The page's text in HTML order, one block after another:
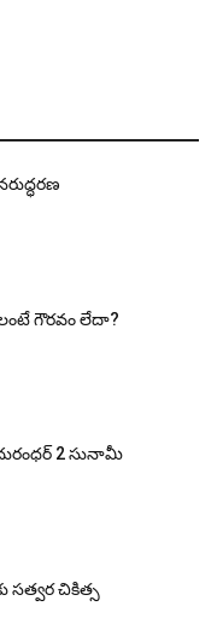
గౌర‌వం లేదా?
దురంధ‌ర్ 2 సునామీ
సత్వర చికిత్స